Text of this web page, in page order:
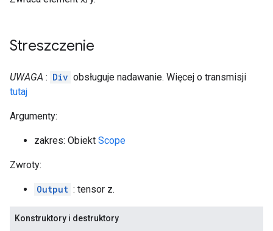
Streszczenie
UWAGA : Div obsługuje nadawanie. Więcej o transmisji
tutaj
Argumenty:
zakres: Obiekt Scope
Zwroty:
Output : tensor z.
Konstruktory i destruktory